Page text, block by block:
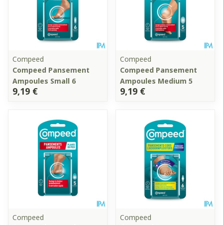
Compeed
Compeed Pansement
Ampoules Small 6
9,19 €
Compeed
Compeed Pansement
Ampoules Medium 5
9,19 €
Compeed
Compeed